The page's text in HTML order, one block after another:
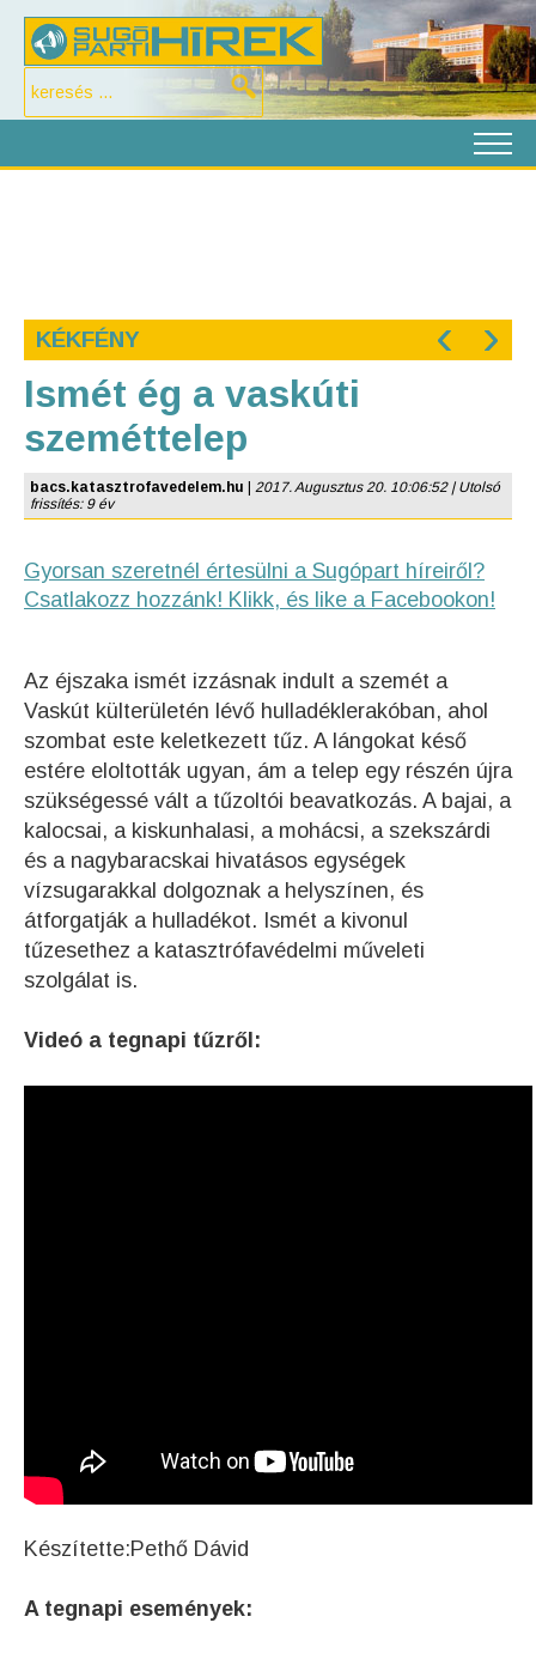
KÉKFÉNY ‹ ›
Ismét ég a vaskúti
szeméttelep
bacs.katasztrofavedelem.hu
2017. Augusztus 20. 10:06:52 | Utolsó
frissítés: 9 év
Gyorsan szeretnél értesülni a Sugópart híreiről?
Csatlakozz hozzánk! Klikk, és like a Facebookon!
Az éjszaka ismét izzásnak indult a szemét a
Vaskút külterületén lévő hulladéklerakóban, ahol
szombat este keletkezett tűz. A lángokat késő
estére eloltották ugyan, ám a telep egy részén újra
szükségessé vált a tűzoltói beavatkozás. A bajai, a
kalocsai, a kiskunhalasi, a mohácsi, a szekszárdi
és a nagybaracskai hivatásos egységek
vízsugarakkal dolgoznak a helyszínen, és
átforgatják a hulladékot. Ismét a kivonul
tűzesethez a katasztrófavédelmi műveleti
szolgálat is.
Videó a tegnapi tűzről:
Készítette:Pethő Dávid
A tegnapi események: